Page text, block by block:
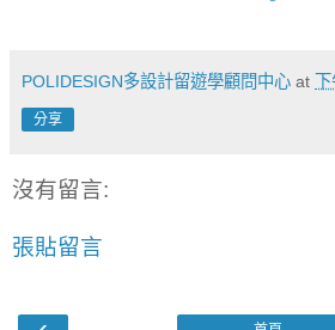
POLIDESIGN多設計留遊學顧問中心 at
分享
沒有留言:
張貼留言